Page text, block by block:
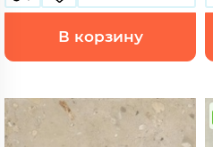
В корзину